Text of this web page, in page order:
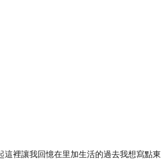
這裡讓我回憶在里加生活的過去我想寫點東